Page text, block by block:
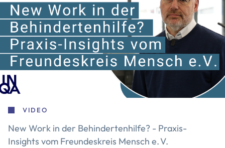
VIDEO
New Work in der Behindertenhilfe? - Praxis-
Insights vom Freundeskreis Mensch e. V.